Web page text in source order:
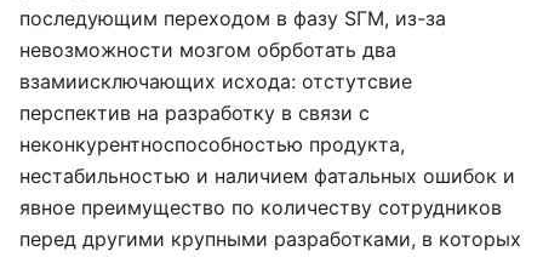
последующим переходом в фазу SГМ, из-за
невозможности мозгом обрботать два
взамиисключающих исхода: отстутсвие
перспектив на разработку в связи с
неконкурентноспособностью продукта,
нестабильностью и наличием фатальных ошибок и
явное преимущество по количеству сотрудников
перед другими крупными разработками, в которых